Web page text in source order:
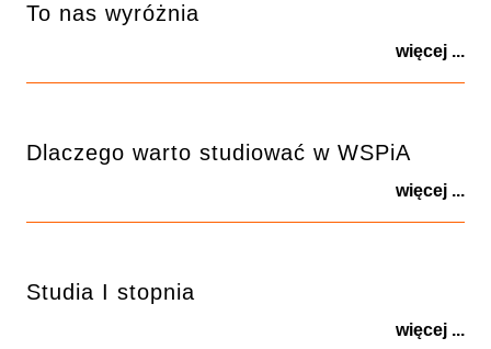
To nas wyróżnia
więcej ...
Dlaczego warto studiować w WSPiA
więcej ...
Studia I stopnia
więcej ...